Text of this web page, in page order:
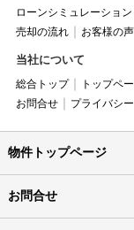
ローンシミュレーション
売却の流れ
お客様の声
当社について
総合トップ トップペ
お問合せ
プライバシ
物件トップページ
お問合せ